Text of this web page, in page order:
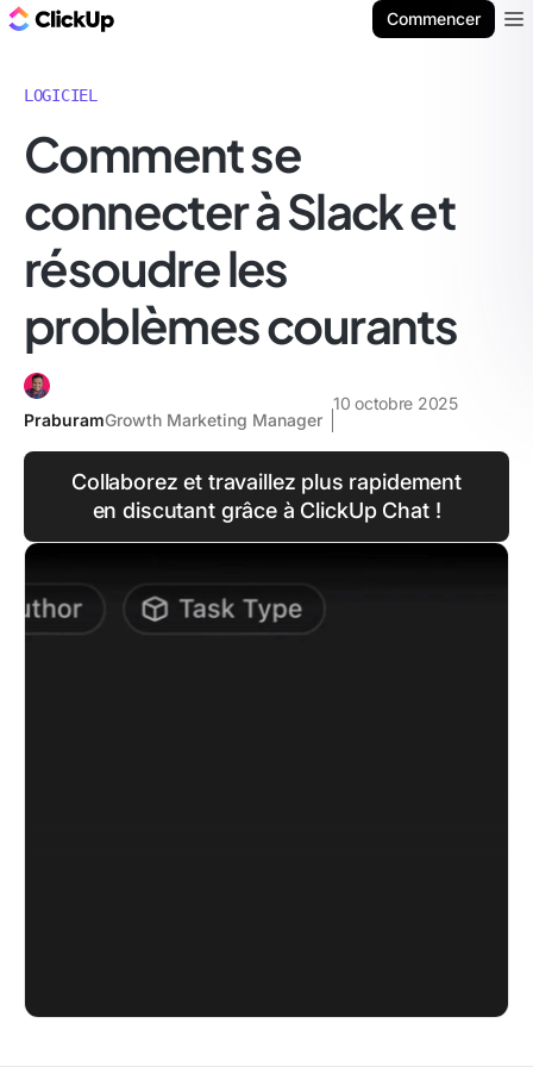
Commencer
LOGICIEL
Comment se
connecter à Slack et
résoudre les
problèmes courants
PraburamGrowth Marketing Manager
10 octobre 2025
Collaborez et travaillez plus rapidement
en discutant grâce à ClickUp Chat !